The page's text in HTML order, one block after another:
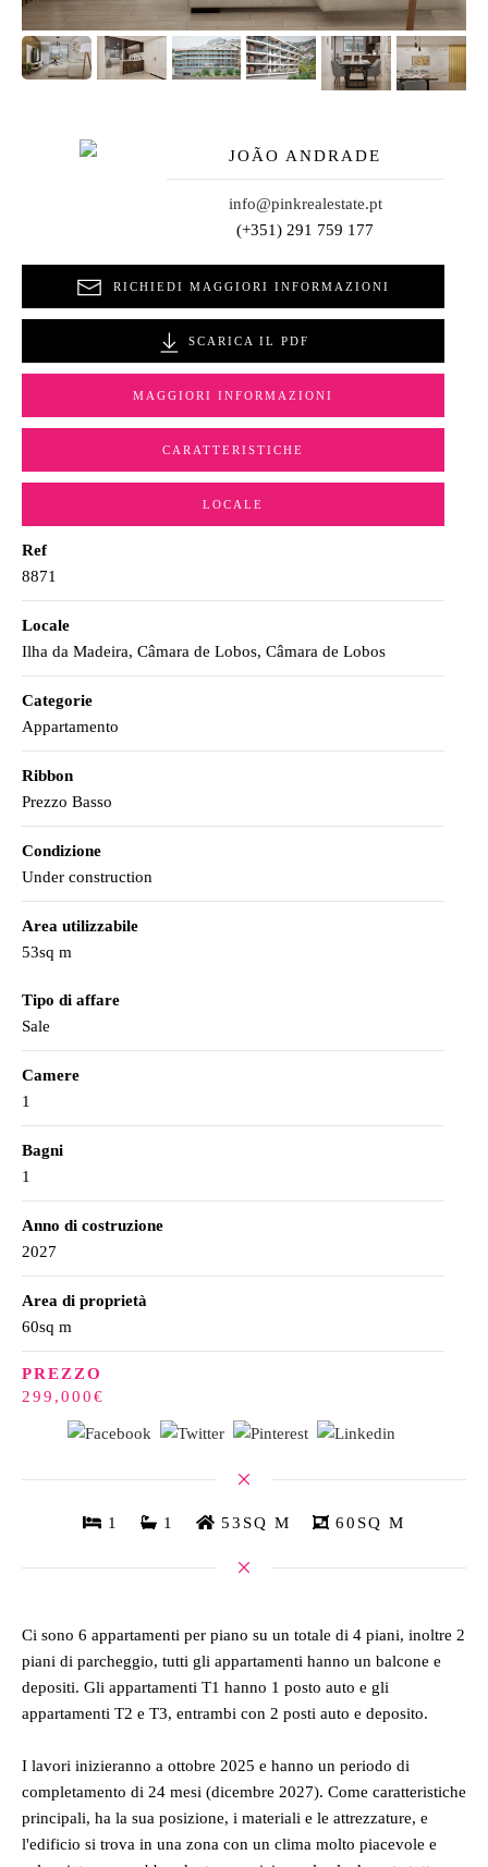
JOÃO ANDRADE
info@pinkrealestate.pt
(+351) 291 759 177
RICHIEDI MAGGIORI INFORMAZIONI
SCARICA IL PDF
MAGGIORI INFORMAZIONI
CARATTERISTICHE
LOCALE
Ref
8871
Locale
Ilha da Madeira, Câmara de Lobos, Câmara de Lobos
Categorie
Appartamento
Ribbon
Prezzo Basso
Condizione
Under construction
Area utilizzabile
53sq m
Tipo di affare
Sale
Camere
1
Bagni
1
Anno di costruzione
2027
Area di proprietà
60sq m
PREZZO
299,000€
1 1 53SQ M 60SQ M
Ci sono 6 appartamenti per piano su un totale di 4 piani, inoltre 2
piani di parcheggio, tutti gli appartamenti hanno un balcone e
depositi. Gli appartamenti T1 hanno 1 posto auto e gli
appartamenti T2 e T3, entrambi con 2 posti auto e deposito.
I lavori inizieranno a ottobre 2025 e hanno un periodo di
completamento di 24 mesi (dicembre 2027). Come caratteristiche
principali, ha la sua posizione, i materiali e le attrezzature, e
l'edificio si trova in una zona con un clima molto piacevole e